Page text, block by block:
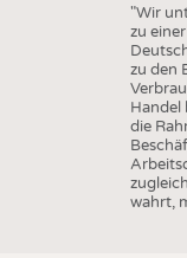
"Wir
zu
zu den
Handel
die
wahrt,